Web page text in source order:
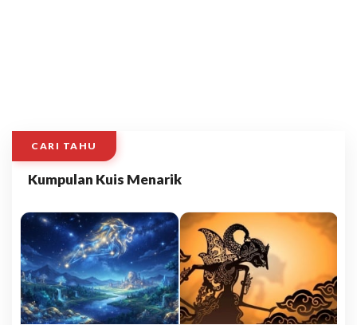
CARI TAHU
Kumpulan Kuis Menarik